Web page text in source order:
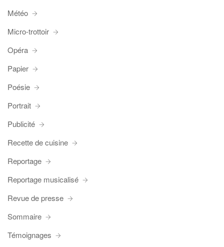
Météo
Micro-trottoir
Opéra
Papier
Poésie
Portrait
Publicité
Recette de cuisine
Reportage
Reportage musicalisé
Revue de presse
Sommaire
Témoignages